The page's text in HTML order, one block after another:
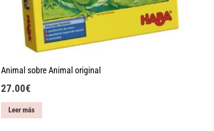
Animal sobre Animal original
27.00€
Leer más